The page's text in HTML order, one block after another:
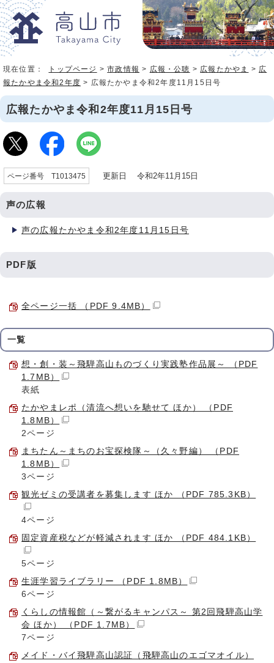
現在位置： トップページ >市政情報 > 広報・公聴 > 広報たかやま > 広
報たかやま令和2年度 > 広報たかやま令和2年度11月15日号
広報たかやま令和2年度11月15日号
ページ番号 T1013475 更新日 令和2年11月15日
声の広報
声の広報たかやま令和2年度11月15日号
PDF版
全ページ一括 （PDF 9.4MB）
一覧
想・創・装～飛騨高山ものづくり実践塾作品展～ （PDF
1.7MB）
表紙
たかやまレポ（清流へ想いを馳せて ほか） （PDF
1.8MB）
2ページ
まちたん～まちのお宝探検隊～（久々野編） （PDF
1.8MB）
3ページ
観光ゼミの受講者を募集します ほか （PDF 785.3KB）
4ページ
固定資産税などが軽減されます ほか （PDF 484.1KB）
5ページ
生涯学習ライブラリー （PDF 1.8MB）
6ページ
くらしの情報館（～繋がるキャンパス～ 第2回飛騨高山学
会 ほか） （PDF 1.7MB）
7ページ
メイド・バイ飛騨高山認証（飛騨高山のエゴマオイル）